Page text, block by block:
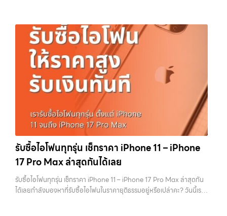
วัชรพล, รามอินทรา, รวมถึง บางนา, บางพลี, เกษตรนวมินทร์, เสนานิคม,
วังหินไม่ว่าคุณจะต้องการ รับซื้อโทรศัพท์, รับซื้อแมคบุค, รับซื้อโน๊ตบุ๊ค, รับ
ซื้อแท็บเล็ต, หรือบริการอื่นๆ เกี่ยวกับสินค้าไอที กรุงเทพฯ – เราพร้อมให้
บริการครบวงจร บริการของเรา เราให้บริการแบบครบวงจรสำหรับลูกค้าที่
ต้องการขายอุปกรณ์ไอที ไม่ว่าจะเป็น: รับซื้อไอโฟน ทุกรุ่น…
รวดเร็วที่สุด ที่ “รับซื้อขายมือถือ.com” เราเข้าใจดีว่าอุปกรณ์แต่ละชิ้นไม่ใช่
แค่เครื่องใช้ไฟฟ้า แต่เป็นทรัพย์สินที่มีมูลค่า คุณอาจต้องการเปลี่ยนรุ่น หรือ
ต้องการเงินด่วน เราจึงมอบบริการประเมินสภาพเครื่อง ฟรี ปราบปราม
ความยุ่งยากทั้งหลาย โดยเน้น โปร่งใส มั่นใจได้ และจ่ายเงินทันทีเมื่อตกลง
ซื้อขายสำเร็จ บริการของเราครอบคลุมทั้ง iPhone สายใหม่-เก่า,
Samsung ทุกรุ่น, iPad และแท็บเล็ตทุกแบรนด์ เรารับถึงแม้จะอยู่ในสภาพ
ใช้งานแล้ว ตกแต่งแล้ว หรือมีรอยบ้าง เพราะมูลค่าของเครื่องไม่ได้ขึ้นอยู่แค่
ยี่ห้อ แต่ขึ้นอยู่กับสภาพจริง ความครบชุด และความสะดวกในการขายของ
คุณ เราจึงตั้งใจให้บริการในเขต ลาดพร้าว, รัชดา, บางรัก, แจ้งวัฒนะ,
บางแค, วัชรพล, รามอินทรา, บางนา, บางพลี, เกษตรนวมินทร์, เสนานิคม,
วังหิน อย่างเต็มที่ ไม่ว่าคุณจะค้นหาคำว่า “รับซื้อมือถือใกล้ฉัน”, “รับซื้อ
โทรศัพท์มือสองกรุงเทพ”, “ขาย iPad ได้ราคา”, “รับซื้อแท็บเล็ต กรุงเทพ
ถึงที่”, หรือ “รับซื้อ Samsung มือสอง ราคาสูง” — ที่นี่คือคำตอบ เพราะ
บริการของเรามุ่งตรงให้คุณได้รับราคาและความสะดวกสบายที่เหนือกว่า
ความสะดวก นัดรับถึงที่ ตรวจสภาพอย่างมืออาชีพ และจ่ายเงินทันที
ทั้งหมดนี้เพื่อให้การขายอุปกรณ์ของคุณเป็นเรื่องง่ายขึ้น ดีกว่า รวดเร็วกว่า
วัชรพล รามอินทรา รับซื้อแท็บเล็ตบางพลี — รับซื้อมือถือ หรือ รับซื้อ
แท็บเล็ต ที่ให้ราคาเป็นธรรมและบริการรวดเร็ว บริการครอบคลุมทั่วกรุงเทพ
และพื้นที่ใกล้เคียง รับซื้อแท็บเล็ตบางพลี รับซื้อมือถือ หรือ รับซื้อแท็บเล็ต ที่
ให้ราคาเป็นธรรมและบริการรวดเร็ว บริการครอบคลุมทั่วกรุงเทพ และพื้นที่
ใกล้เคียง รับซื้อ Samsung… รับซื้อแท็บเล็ตบางพลี รับซื้อ Samsung
และมือถือ Android ทุกยี่ห้อ ไม่ว่าจะรุ่นใหม่หรือรุ่นเก่า ประสบการณ์เหนือ
ระดับกับการ รับซื้อไอโฟน, รับซื้อไอแพด, รับซื้อมือถือ ยินดีต้อนรับสู่ “รับซื้อ
ขายมือถือ.com” เว็บไซต์ที่คุณไว้วางใจได้ สำหรับบริการ รับซื้อ มือถือ
iPhone, Samsung, iPad, แท็บเล็ต ทุกยี่ห้อ ให้ราคาสูง พร้อมจ่ายเงิน
ทันที ครอบคลุมพื้นที่ ลาดพร้าว, รัชดา, บางรัก, แจ้งวัฒนะ, บางแค, วัชรพล,
รามอินทรา และเขตกรุงเทพฯ ใกล้ “ใกล้ ฉัน” ที่สุด ในยุคที่สมาร์ทโฟน
แท็บเล็ต และอุปกรณ์ไอทีใหม่ๆ เปลี่ยนรุ่นกันแทบทุกช่วงเวลา อุปกรณ์ที่คุณ
ใช้แล้วอาจกลายเป็นของที่ไม่ได้ใช้งานอยู่เฉยๆ เว็บไซต์ของเราจึงเกิดขึ้นเพื่อ
เป็นทางเลือกให้คุณสามารถเปลี่ยนอุปกรณ์ที่ไม่ใช้แล้วให้กลายเป็นเงินสดได้
รับซื้อโน๊ตบุ๊ค, รับซื้อแท็บเล็ต, รับซื้อสินค้าไอทีกรุงเทพมหานคร อย่างครบ
วงจร ไม่ว่าคุณจะอยู่โซนเมืองหรือเขตชานเมือง เรามีทีมงานพร้อมให้บริการ
รับซื้อไอโฟนทุกรุ่น เช็กราคา iPhone 11 – iPhone
17 Pro Max ล่าสุดกันได้เลย
รับซื้อไอโฟนทุกรุ่น เช็กราคา iPhone 11 – iPhone 17 Pro Max ล่าสุดกัน
ได้เลยกำลังมองหาที่รับซื้อไอโฟนในราคายุติธรรมอยู่หรือเปล่าคะ? วันนี้เรา